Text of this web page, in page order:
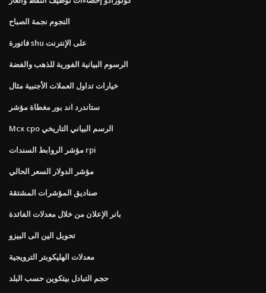
النجوم نجمة الصباح
فاتورة shu على الإنترنت
الرسوم البيانية الفورية للذهب والفضة
خيارات تداول العملات الأجنبية مثال
ستاندرد اند بور مغطاة مؤشر
Mcx cpo الرسم البياني التاريخي
مؤشر الروابط السندات rpi
مؤشر الدولار السعر الحالي
صناديق المؤشرات المشتقة
بانر الإعلان من خلال معدلات الفائدة
تحويل الين الى البيزو
معدلات الهليكوبتر الترويجية
حجم التبادل بيتكوين حسب البلد